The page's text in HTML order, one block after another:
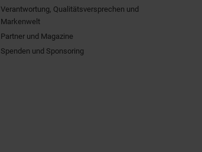
Verantwortung, Qualitätsversprechen und
Markenwelt
Partner und Magazine
Spenden und Sponsoring